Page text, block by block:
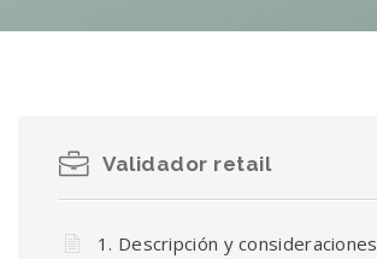
Validador retail
1. Descripción y consideraciones